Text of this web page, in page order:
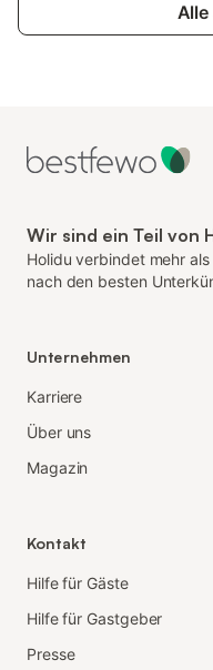
Alle
Wir sind ein Teil von
Holidu verbindet mehr
nach den besten
Unternehmen
Karriere
Über uns
Magazin
Kontakt
Hilfe für Gäste
Hilfe für Gastgeber
Presse